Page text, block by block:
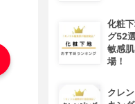
化粧
グ52
敏感
場！
クレ